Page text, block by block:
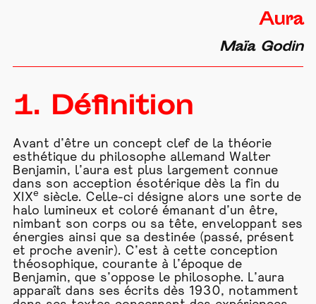
1. Définition
Avant d’être un concept clef de la théorie
esthétique du philosophe allemand Walter
Benjamin, l’aura est plus largement connue
dans son acception ésotérique dès la fin du
XIXe
siècle. Celle-ci désigne alors une sorte de
halo lumineux et coloré émanant d’un être,
nimbant son corps ou sa tête, enveloppant ses
énergies ainsi que sa destinée (passé, présent
et proche avenir). C’est à cette conception
théosophique, courante à l’époque de
Benjamin, que s’oppose le philosophe. L’aura
apparaît dans ses écrits dès 1930, notamment
Aura
Maïa Godin